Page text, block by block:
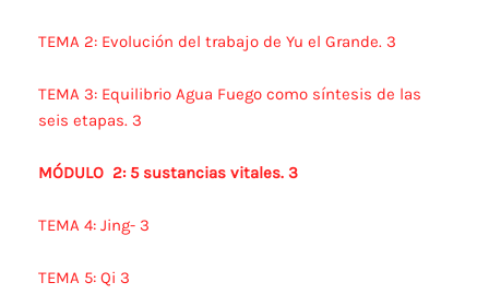
TEMA 2: Evolución del trabajo de Yu el Grande. 3
TEMA 3: Equilibrio Agua Fuego como síntesis de las
seis etapas. 3
MÓDULO 2: 5 sustancias vitales. 3
TEMA 4: Jing- 3
TEMA 5: Qi 3